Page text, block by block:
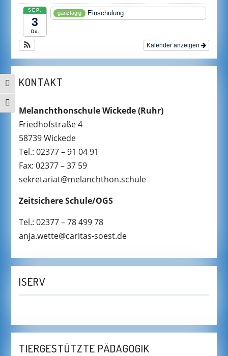
UMSCHALTEN AUF HOHE KONTRASTE
SCHRIFT VERGRÖSSERN
SEP.
3
Do.
ganztägig Einschulung
Kalender anzeigen
KONTAKT
Melanchthonschule Wickede(Ruhr)
Friedhofstraße 4
58739 Wickede
Tel.: 02377 – 91 04 91
Fax: 02377 – 37 59
sekretariat@melanchthon.schule
Zeitsichere Schule/OGS
Tel.: 02377 – 78 499 78
anja.wette@caritas-soest.de
ISERV
TIERGESTÜTZTE PÄDAGOGIK